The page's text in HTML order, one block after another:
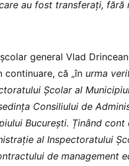
au fost transferați, fără
general Vlad
continuare, că „în urma
Școlar al
Consiliului de
Bucureşti. Ținând cont
al Inspectoratului
de management